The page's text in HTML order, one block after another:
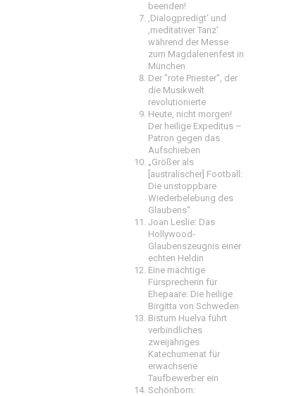
beenden!
‚Dialogpredigt‘ und
‚meditativer Tanz’
während der Messe
zum Magdalenenfest in
München
Der "rote Priester", der
die Musikwelt
revolutionierte
Heute, nicht morgen!
Der heilige Expeditus –
Patron gegen das
Aufschieben
„Größer als
[australischer] Football:
Die unstoppbare
Wiederbelebung des
Glaubens“
Joan Leslie: Das
Hollywood-
Glaubenszeugnis einer
echten Heldin
Eine mächtige
Fürsprecherin für
Ehepaare: Die heilige
Birgitta von Schweden
Bistum Huelva führt
verbindliches
zweijähriges
Katechumenat für
erwachsene
Taufbewerber ein
Schönborn: